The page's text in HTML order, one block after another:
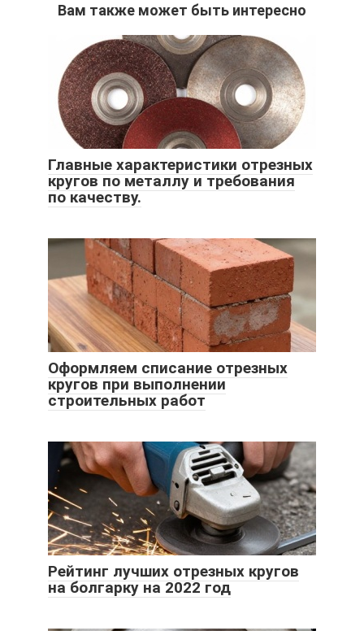
Вам также может быть интересно
Главные характеристики отрезных
кругов по металлу и требования
по качеству.
Оформляем списание отрезных
кругов при выполнении
строительных работ
Рейтинг лучших отрезных кругов
на болгарку на 2022 год